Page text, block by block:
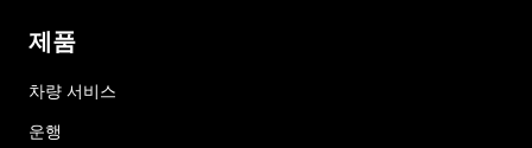
제품
차량 서비스
운행